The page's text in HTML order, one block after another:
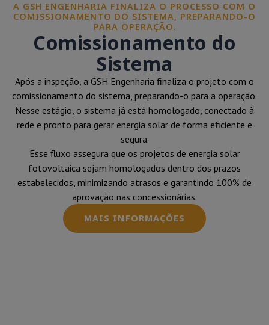
A GSH ENGENHARIA FINALIZA O PROCESSO COM O
COMISSIONAMENTO DO SISTEMA, PREPARANDO-O
PARA OPERAÇÃO.
Comissionamento do
Sistema
Após a inspeção, a GSH Engenharia finaliza o projeto com o
comissionamento do sistema, preparando-o para a operação.
Nesse estágio, o sistema já está homologado, conectado à
rede e pronto para gerar energia solar de forma eficiente e
segura.
Esse fluxo assegura que os projetos de energia solar
fotovoltaica sejam homologados dentro dos prazos
estabelecidos, minimizando atrasos e garantindo 100% de
aprovação nas concessionárias.
MAIS INFORMAÇÕES